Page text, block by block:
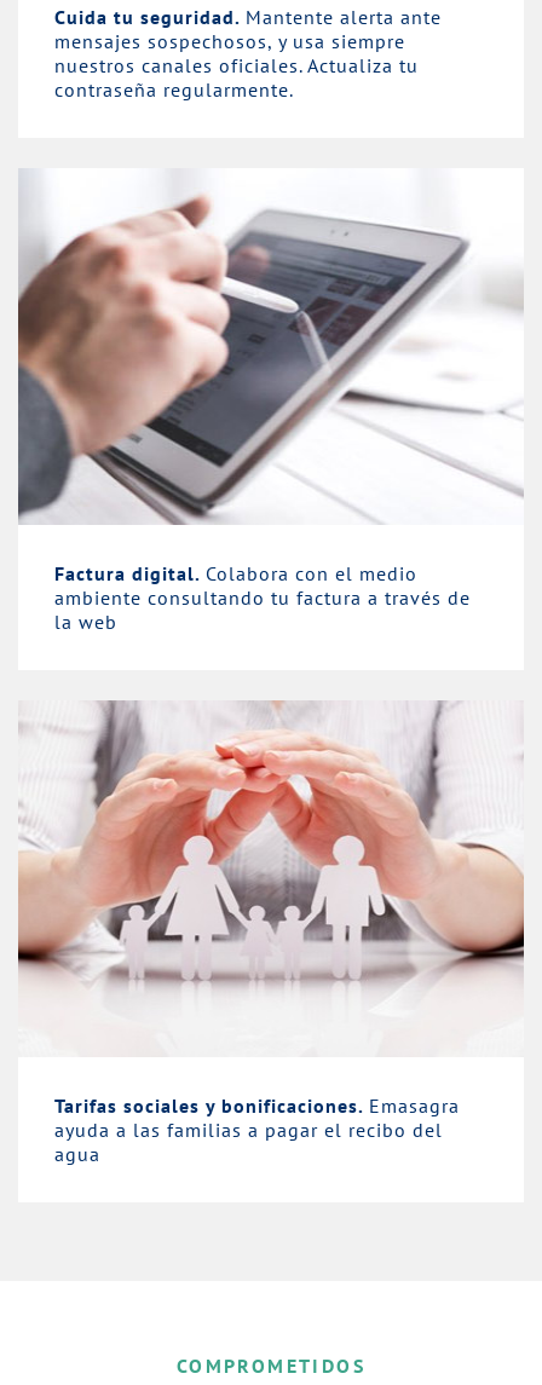
Cuida tu seguridad. Mantente alerta ante
mensajes sospechosos, y usa siempre
nuestros canales oficiales. Actualiza tu
contraseña regularmente.
Factura digital. Colabora con el medio
ambiente consultando tu factura a través de
la web
Tarifas sociales y bonificaciones. Emasagra
ayuda a las familias a pagar el recibo del
agua
COMPROMETIDOS